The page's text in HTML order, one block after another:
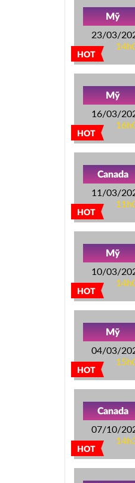
HOT
Mỹ
23/03/
HOT
Mỹ
16/03/
HOT
Canada
11/03/
HOT
Mỹ
10/03/
HOT
Mỹ
04/03/
HOT
Canada
07/10/